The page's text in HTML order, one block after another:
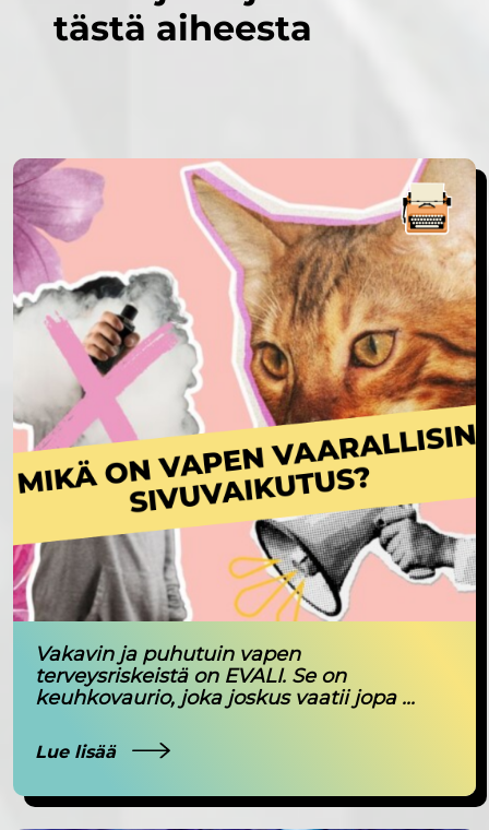
tästä aiheesta
Vakavin ja puhutuin vapen
terveysriskeistä on EVALI. Se on
keuhkovaurio, joka joskus vaatii jopa ...
Lue lisää